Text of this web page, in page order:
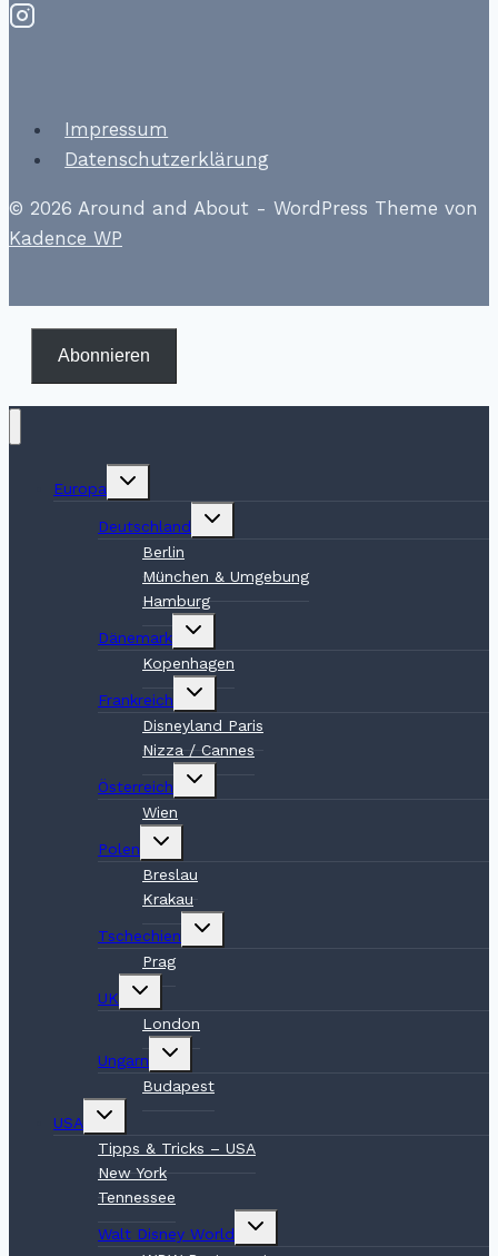
Impressum
Datenschutzerklärung
© 2026 Around and About - WordPress Theme von
Kadence WP
Abonnieren
Europa
Untermenü
Deutschland
Untermenü
Berlin
München & Umgebung
Hamburg
Dänemark
Untermenü
Kopenhagen
Frankreich
Untermenü
Disneyland Paris
Nizza / Cannes
Österreich
Untermenü
Wien
Polen
Untermenü
Breslau
Krakau
Tschechien
Untermenü
Prag
UK
Untermenü
London
Ungarn
Untermenü
Budapest
USA
Untermenü
Tipps & Tricks – USA
New York
Tennessee
Walt Disney World
Untermenü